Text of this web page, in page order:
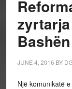
JUNE 4, 2016 BY
Një komunikatë